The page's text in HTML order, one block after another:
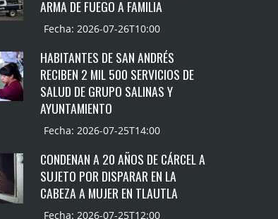
ARMA DE FUEGO A FAMILIA
Fecha: 2026-07-26T10:00
HABITANTES DE SAN ANDRÉS
RECIBEN 2 MIL 500 SERVICIOS DE
SALUD DE GRUPO SALINAS Y
AYUNTAMIENTO
Fecha: 2026-07-25T14:00
CONDENAN A 20 AÑOS DE CÁRCEL A
SUJETO POR DISPARAR EN LA
CABEZA A MUJER EN TLAUTLA
Fecha: 2026-07-25T12:00